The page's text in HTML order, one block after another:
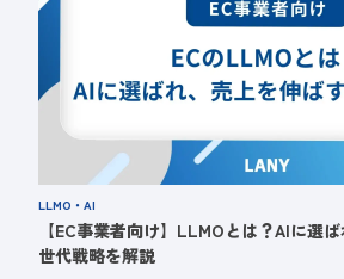
LLMO・AI
【EC事業者向け】LLMOとは？AIに選
世代戦略を解説